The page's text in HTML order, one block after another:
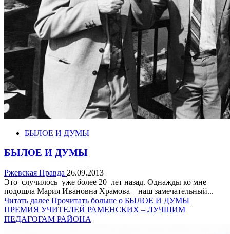
БЫЛОЕ И ДУМЫ
БЫЛОЕ И ДУМЫ
Ржевская Правда 26.09.2013
Это случилось уже более 20 лет назад. Однажды ко мне
подошла Мария Ивановна Храмова – наш замечательный...
Читать далее Прочитать больше о БЫЛОЕ И ДУМЫ
ПРЕМИЯ УЧИТЕЛЕЙ РАМЕНСКИХ – ЛУЧШИМ
ПЕДАГОГАМ РАЙОНА